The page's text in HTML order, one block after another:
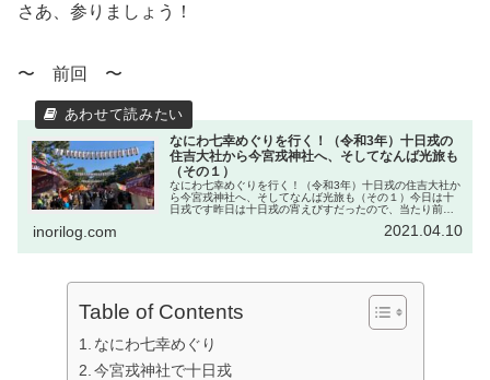
さあ、参りましょう！
〜 前回 〜
なにわ七幸めぐりを行く！（令和3年）十日戎の
住吉大社から今宮戎神社へ、そしてなんば光旅も
（その１）
なにわ七幸めぐりを行く！（令和3年）十日戎の住吉大社か
ら今宮戎神社へ、そしてなんば光旅も（その１）今日は十
日戎です昨日は十日戎の宵えびすだったので、当たり前な
inorilog.com 2021.04.10
Table of Contents
なにわ七幸めぐり
今宮戎神社で十日戎